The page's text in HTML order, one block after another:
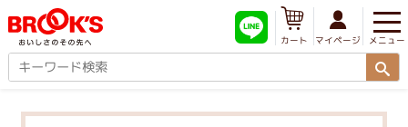
メニュー
マイページ
カート